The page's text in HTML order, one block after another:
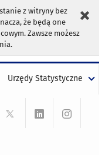
z witryny bez
że będą one
Zawsze możesz
Urzędy Statystyczne